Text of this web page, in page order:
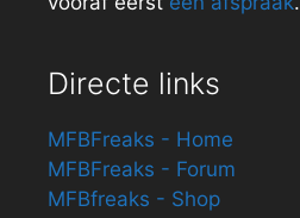
Directe links
MFBFreaks - Home
MFBFreaks - Forum
MFBfreaks - Shop